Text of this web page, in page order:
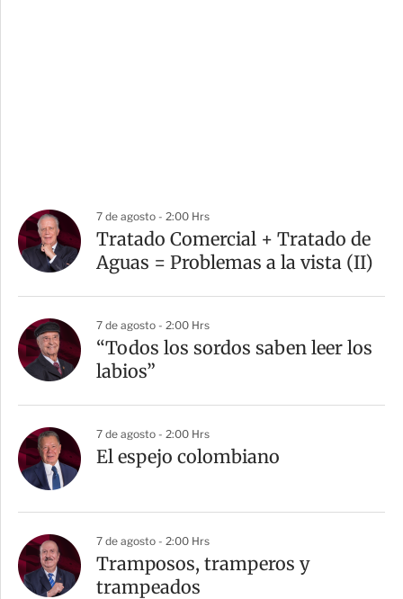
7 de agosto - 2:00 Hrs
Tratado Comercial + Tratado de
Aguas = Problemas a la vista (II)
7 de agosto - 2:00 Hrs
“Todos los sordos saben leer los
labios”
7 de agosto - 2:00 Hrs
El espejo colombiano
7 de agosto - 2:00 Hrs
Tramposos, tramperos y
trampeados